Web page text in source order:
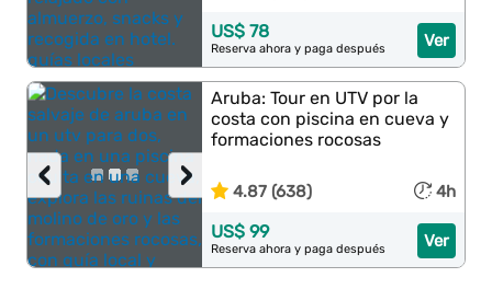
Ver
US$ 78
Reserva ahora y paga después
›
‹
Aruba: Tour en UTV por la
costa con piscina en cueva y
formaciones rocosas
4.87 (638) 4h
Ver
US$ 99
Reserva ahora y paga después